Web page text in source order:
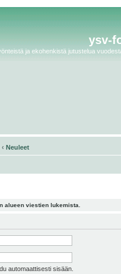
ysv-
ja ekohenkistä jutustelua
‹ Neuleet
alueen viestien lukemista.
automaattisesti sisään.